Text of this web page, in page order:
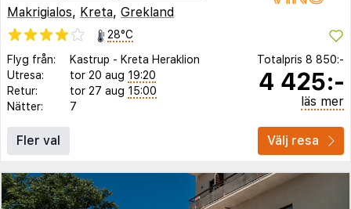
Makrigialos, Kreta, Grekland
28°C
Flyg från:
Kastrup - Kreta Heraklion
Utresa:
tor 20 aug 19:20
Retur:
tor 27 aug 15:00
Nätter:
7
Totalpris 8 850:-
4 425:-
läs mer
Fler val Välj resa